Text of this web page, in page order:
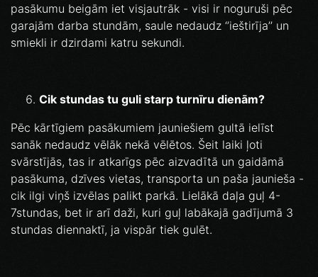
pasākumu beigām iet visjautrāk - visi ir noguruši pēc
garajām darba stundām, saule nedaudz ‘’ieštirīja’’ un
smiekli ir dzirdami katru sekundi.
Cik stundas tu guli starp turnīru dienām?
Pēc kārtīgiem pasākumiem jauniešiem gultā ielīst
sanāk nedaudz vēlāk nekā vēlētos. Šeit laiki ļoti
svārstījās, tas ir atkarīgs pēc aizvadītā un gaidāmā
pasākuma, dzīves vietas, transporta un paša jaunieša -
cik ilgi viņš izvēlas palikt parkā. Lielākā daļa guļ 4-
7stundas, bet ir arī daži, kuri guļ labākajā gadījumā 3
stundas diennaktī, ja vispār tiek gulēt.